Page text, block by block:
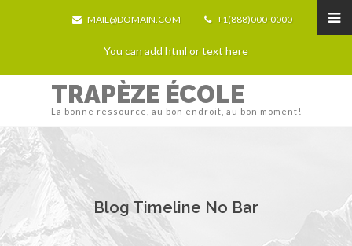
MAIL@DOMAIN.COM +1(888)000-0000
You can add html or text here
TRAPÈZE ÉCOLE
La bonne ressource, au bon endroit, au bon moment!
Blog Timeline No Bar